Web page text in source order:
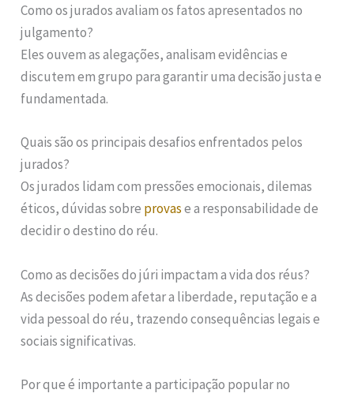
Como os jurados avaliam os fatos apresentados no
julgamento?
Eles ouvem as alegações, analisam evidências e
discutem em grupo para garantir uma decisão justa e
fundamentada.
Quais são os principais desafios enfrentados pelos
jurados?
Os jurados lidam com pressões emocionais, dilemas
éticos, dúvidas sobre provase a responsabilidade de
decidir o destino do réu.
Como as decisões do júri impactam a vida dos réus?
As decisões podem afetar a liberdade, reputação e a
vida pessoal do réu, trazendo consequências legais e
sociais significativas.
Por que é importante a participação popular no